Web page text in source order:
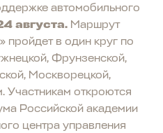
автомобильного
августа. Маршрут
пройдет в один круг по
Фрунзенской,
Москворецкой,
Участникам откроются
Российской академии
центра управления